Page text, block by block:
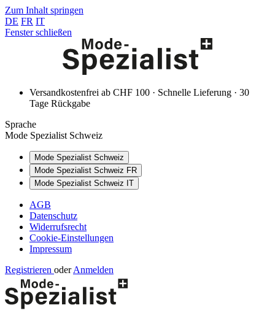
Zum Inhalt springen
DE FR IT
Fenster schließen
Versandkostenfrei ab CHF 100 · Schnelle Lieferung · 30
Tage Rückgabe
Sprache
Mode Spezialist Schweiz
Mode Spezialist Schweiz
Mode Spezialist Schweiz FR
Mode Spezialist Schweiz IT
AGB
Datenschutz
Widerrufsrecht
Cookie-Einstellungen
Impressum
Registrieren oder Anmelden